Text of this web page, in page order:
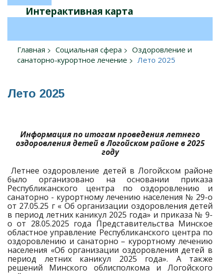
Интерактивная карта
Главная Социальная сфера
Оздоровление и
санаторно-курортное лечение
Лето 2025
Лето 2025
Информация по итогам проведения летнего
оздоровления детей в Логойском районе в 2025
году
Летнее оздоровление детей в Логойском районе
было организовано на основании приказа
Республиканского центра по оздоровлению и
санаторно - курортному лечению населения № 29-о
от 27.05.25 г « Об организации оздоровления детей
в период летних каникул 2025 года» и приказа № 9-
о от 28.05.2025 года Представительства Минское
областное управление Республиканского центра по
оздоровлению и санаторно – курортному лечению
населения «Об организации оздоровления детей в
период летних каникул 2025 года». А также
решений Минского облисполкома и Логойского